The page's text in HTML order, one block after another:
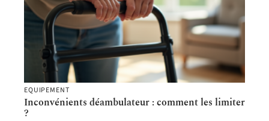
EQUIPEMENT
Inconvénients déambulateur : comment les limiter
?